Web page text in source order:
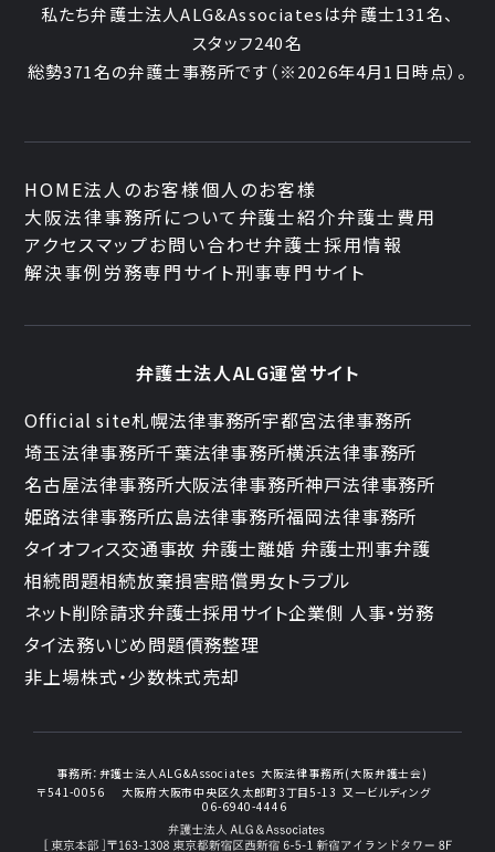
私たち弁護士法人ALG&Associatesは弁護士131名、
スタッフ240名
総勢371名の弁護士事務所です （※2026年4月1日時点）。
HOME法人のお客様個人のお客様
大阪法律事務所について 弁護士紹介弁護士費用
アクセスマップお問い合わせ弁護士採用情報
解決事例労務専門サイト刑事専門サイト
弁護士法人ALG運営サイト
Official site札幌法律事務所宇都宮法律事務所
埼玉法律事務所千葉法律事務所横浜法律事務所
名古屋法律事務所大阪法律事務所神戸法律事務所
姫路法律事務所広島法律事務所福岡法律事務所
タイオフィス交通事故 弁護士離婚 弁護士刑事弁護
相続問題相続放棄損害賠償男女トラブル
ネット削除請求弁護士採用サイト企業側 人事・労務
タイ法務いじめ問題債務整理
非上場株式・少数株式売却
事務所： 弁護士法人ALG&Associates 大阪法律事務所(大阪弁護士会)
〒541-0056
大阪府大阪市中央区久太郎町3丁目5-13 又一ビルディング
06-6940-4446